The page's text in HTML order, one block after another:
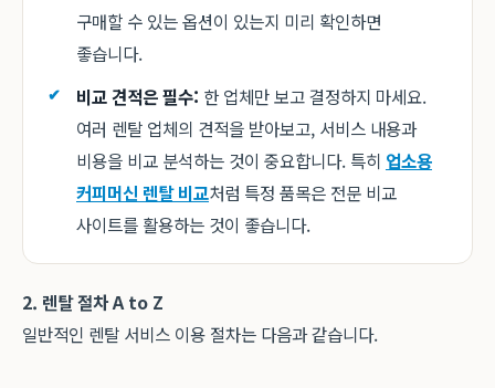
구매할 수 있는 옵션이 있는지 미리 확인하면
좋습니다.
비교 견적은 필수: 한 업체만 보고 결정하지 마세요.
여러 렌탈 업체의 견적을 받아보고, 서비스 내용과
비용을 비교 분석하는 것이 중요합니다. 특히 업소용
커피머신 렌탈 비교처럼 특정 품목은 전문 비교
사이트를 활용하는 것이 좋습니다.
2. 렌탈 절차 A to Z
일반적인 렌탈 서비스 이용 절차는 다음과 같습니다.